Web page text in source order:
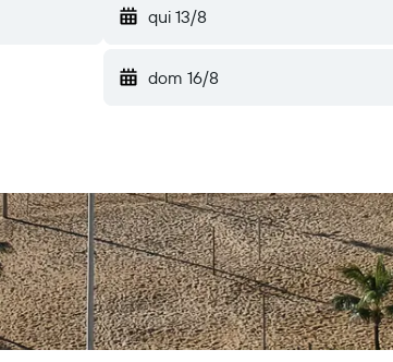
qui 13/8
dom 16/8